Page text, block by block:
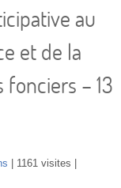
au
et de la
– 13
1161 visites